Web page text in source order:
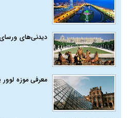
دیدنی‌های
معرفی موزه لوور